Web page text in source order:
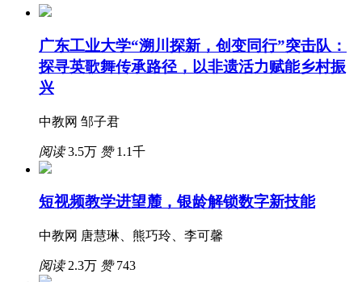
广东工业大学“溯川探新，创变同行”突击队：
探寻英歌舞传承路径，以非遗活力赋能乡村振
兴
中教网 邹子君
阅读3.5万 赞1.1千
短视频教学进望麓，银龄解锁数字新技能
中教网 唐慧琳、熊巧玲、李可馨
阅读2.3万 赞743